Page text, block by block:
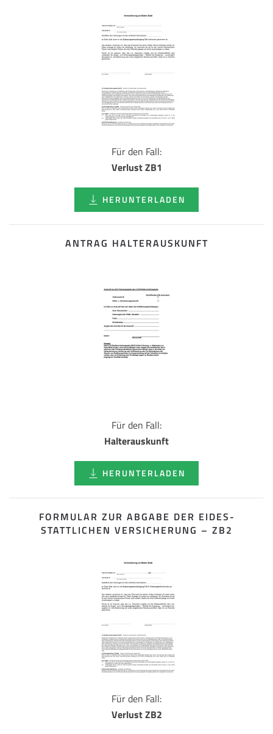
Für den Fall:
Verlust ZB1
HERUNTERLADEN
ANTRAG HALTERAUSKUNFT
Für den Fall:
Halterauskunft
HERUNTERLADEN
FORMULAR ZUR ABGABE DER EIDES­
STATTLICHEN VERSICHERUNG – ZB2
Für den Fall:
Verlust ZB2